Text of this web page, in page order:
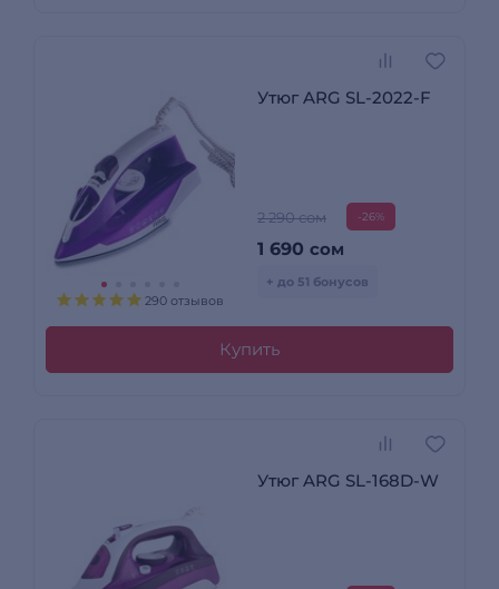
290 отзывов
Утюг ARG SL-2022-F
2 290 сом -26%
1 690 сом
+ до 51 бонусов
Купить
Утюг ARG SL-168D-W